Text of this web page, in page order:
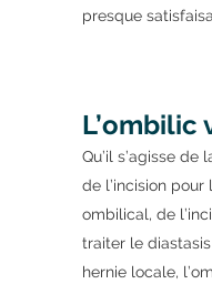
presque
L’ombilic
Qu’il s’agisse
de l’incision pour
ombilical, de
traiter le
hernie locale,